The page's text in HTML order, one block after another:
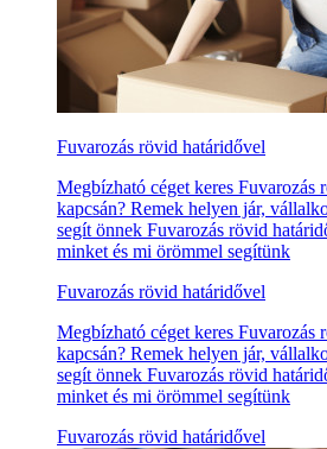
Fuvarozás rövid határidővel
Megbízható céget keres Fuvarozás
kapcsán? Remek helyen jár,
segít önnek Fuvarozás rövid
minket és mi örömmel segítünk
Fuvarozás rövid határidővel
Megbízható céget keres Fuvarozás
kapcsán? Remek helyen jár,
segít önnek Fuvarozás rövid
minket és mi örömmel segítünk
Fuvarozás rövid határidővel